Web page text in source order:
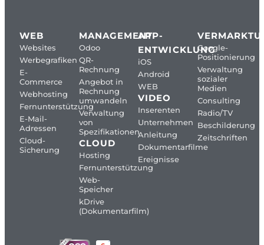
WEB
Websites
Werbegrafiken
E-
Commerce
Webhosting
Fernunterstützung
E-Mail-
Adressen
Cloud-
Sicherung
MANAGEMENT
Odoo
QR-
Rechnung
Angebot in
Rechnung
umwandeln
Verwaltung
von
Spezifikationen
CLOUD
Hosting
Fernunterstützung
Web-
Speicher
kDrive
(Dokumentarfilm)
APP-
ENTWICKLUNG
iOS
Android
WEB
VIDEO
Inserenten
Unternehmen
Anleitung
Dokumentarfilme
Ereignisse
Google-
Positionierung
Verwaltung
sozialer
Medien
Consulting
Radio/TV
Beschilderung
Zeitschriften